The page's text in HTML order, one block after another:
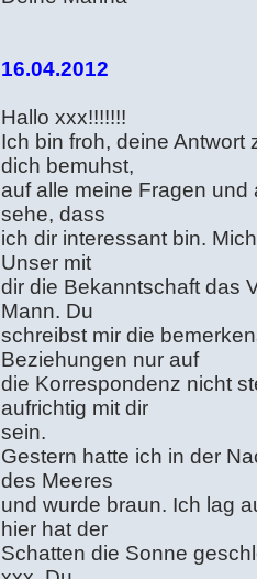
16.04.2012
Hallo xxx!!!!!!!
Ich bin froh, deine
dich bemuhst,
auf alle meine Fragen
sehe, dass
ich dir interessant bin.
Unser mit
dir die Bekanntschaft das
Mann. Du
schreibst mir die
Beziehungen nur auf
die Korrespondenz nicht
aufrichtig mit dir
sein.
Gestern hatte ich in der
des Meeres
und wurde braun. Ich lag
hier hat der
Schatten die Sonne